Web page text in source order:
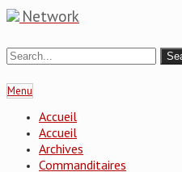
Network
Menu
Accueil
Accueil
Archives
Commanditaires